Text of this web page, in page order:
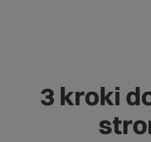
3 kroki